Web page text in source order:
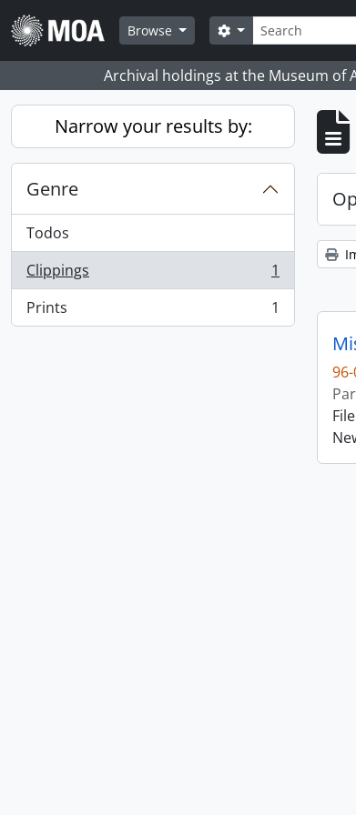
Skip to main content
Browse
Búsqueda
Search options
Archival holdings at the Museum of
Narrow your results by:
Genre
Todos
Clippings
, 1 resultados
1
Prints
, 1 resultados 1